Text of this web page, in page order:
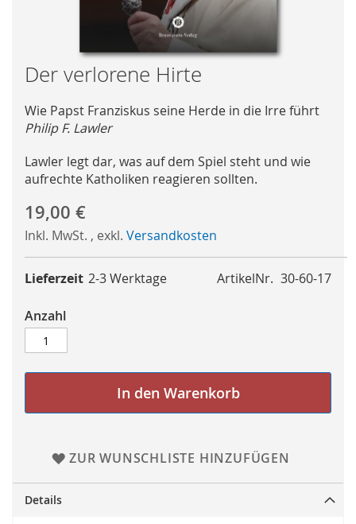
Skip
to
the
beginning
of
the
images
Der verlorene Hirte
Wie Papst Franziskus seine Herde in die Irre führt
Philip F. Lawler
Lawler legt dar, was auf dem Spiel steht und wie
aufrechte Katholiken reagieren sollten.
19,00 €
Inkl. MwSt. , exkl. Versandkosten
ArtikelNr. 30-60-17
Lieferzeit 2-3 Werktage
Anzahl
In den Warenkorb
ZUR WUNSCHLISTE HINZUFÜGEN
Details